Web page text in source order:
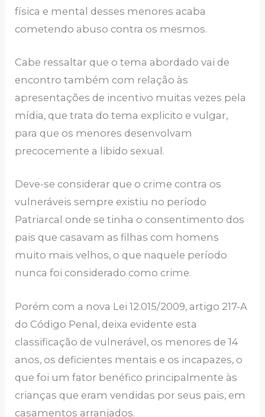
física e mental desses menores acaba
cometendo abuso contra os mesmos.
Cabe ressaltar que o tema abordado vai de
encontro também com relação às
apresentações de incentivo muitas vezes pela
mídia, que trata do tema explicito e vulgar,
para que os menores desenvolvam
precocemente a libido sexual.
Deve-se considerar que o crime contra os
vulneráveis sempre existiu no período
Patriarcal onde se tinha o consentimento dos
pais que casavam as filhas com homens
muito mais velhos, o que naquele período
nunca foi considerado como crime.
Porém com a nova Lei 12.015/2009, artigo 217-A
do Código Penal, deixa evidente esta
classificação de vulnerável, os menores de 14
anos, os deficientes mentais e os incapazes, o
que foi um fator benéfico principalmente às
crianças que eram vendidas por seus pais, em
casamentos arranjados.